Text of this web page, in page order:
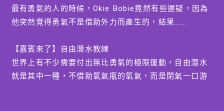
最有勇氣的人的時候，Okie Bobie竟然有些遲疑，因為
他突然覺得勇氣不是借助外力而產生的，結果…….
【嘉賓來了】自由潛水教練
世界上有不少需要付出無比勇氣的極限運動，自由潛水
就是其中一種，不借助氧氣瓶的氧氣，而是閉氣一口游